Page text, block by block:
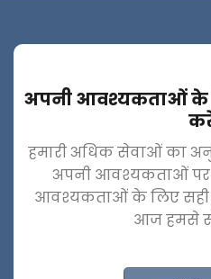
अपनी आवश्यकताओं के
हमारी अधिक सेवाओं का
अपनी आवश्यकताओं पर
आवश्यकताओं के लिए
आज हमसे